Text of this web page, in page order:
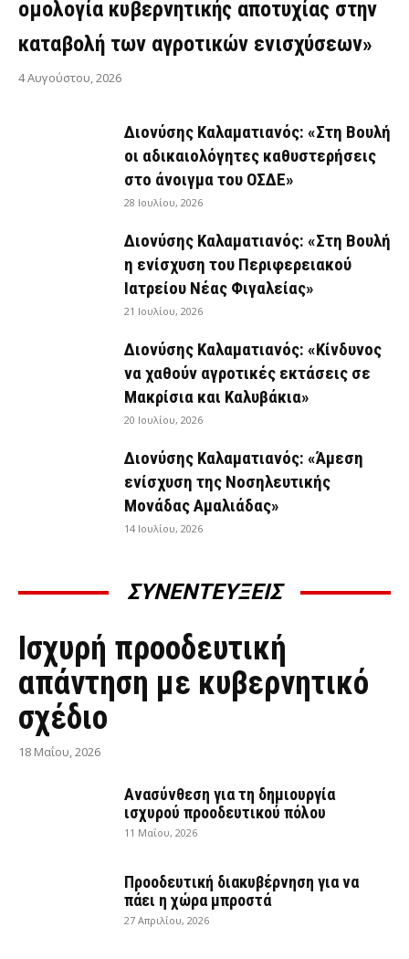
ομολογία κυβερνητικής αποτυχίας στην
καταβολή των αγροτικών ενισχύσεων»
4 Αυγούστου, 2026
Διονύσης Καλαματιανός: «Στη Βουλή
οι αδικαιολόγητες καθυστερήσεις
στο άνοιγμα του ΟΣΔΕ»
28 Ιουλίου, 2026
Διονύσης Καλαματιανός: «Στη Βουλή
η ενίσχυση του Περιφερειακού
Ιατρείου Νέας Φιγαλείας»
21 Ιουλίου, 2026
Διονύσης Καλαματιανός: «Κίνδυνος
να χαθούν αγροτικές εκτάσεις σε
Μακρίσια και Καλυβάκια»
20 Ιουλίου, 2026
Διονύσης Καλαματιανός: «Άμεση
ενίσχυση της Νοσηλευτικής
Μονάδας Αμαλιάδας»
14 Ιουλίου, 2026
ΣΥΝΕΝΤΕΥΞΕΙΣ
ΣΥΝΕΝΤΕΎΞΕΙΣ
Ισχυρή προοδευτική
απάντηση με κυβερνητικό
σχέδιο
18 Μαΐου, 2026
Ανασύνθεση για τη δημιουργία
ισχυρού προοδευτικού πόλου
11 Μαΐου, 2026
Προοδευτική διακυβέρνηση για να
πάει η χώρα μπροστά
27 Απριλίου, 2026